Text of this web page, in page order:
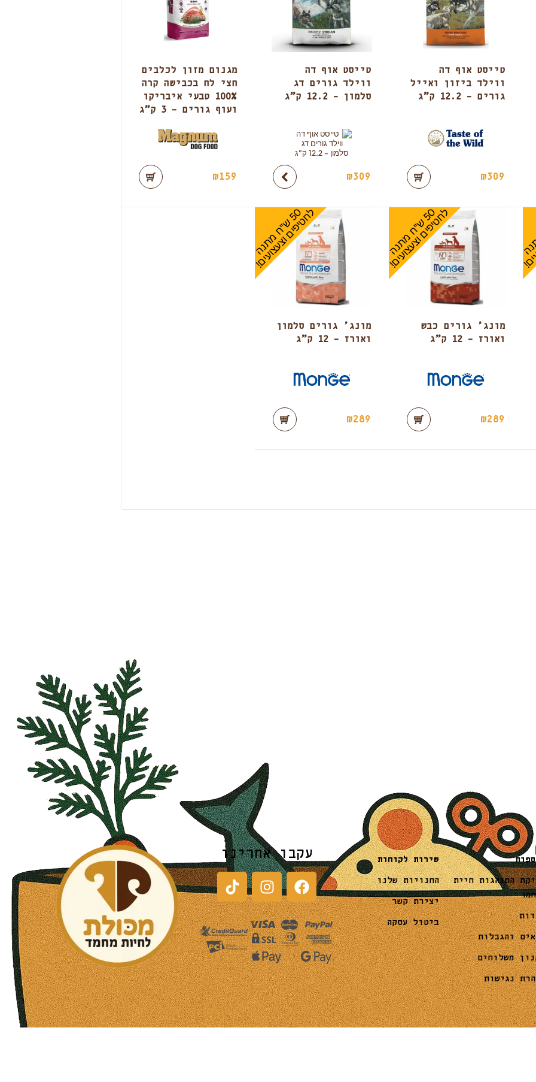
טייסט אוף דה
ווילד ביזון ואייל
גורים – 12.2 ק”ג
₪309
טייסט אוף דה
ווילד גורים דג
סלמון – 12.2 ק”ג
₪309
מגנום מזון לכלבים
חצי לח בכבישה קרה
100% טבעי איבריקו
ועוף גורים – 3 ק”ג
₪159
מונג’ גורים כבש
ואורז – 12 ק”ג
₪289
50ש
"
ח
מ
ת
נ
הלח
ט
י
פ
י
ם
ו
צ
ע
צ
ו
ע
י
ם
!
מונג’ גורים סלמון
ואורז – 12 ק”ג
₪289
50ש
"
ח
מ
ת
נ
הלח
ט
י
פ
י
ם
ו
צ
ע
צ
ו
ע
י
ם
!
התנהגות חיית
והגבלות
משלוחים
נגישות
שירות לקוחות
החנויות שלנו
יצירת קשר
ביטול עסקה
עקבו אחרינו